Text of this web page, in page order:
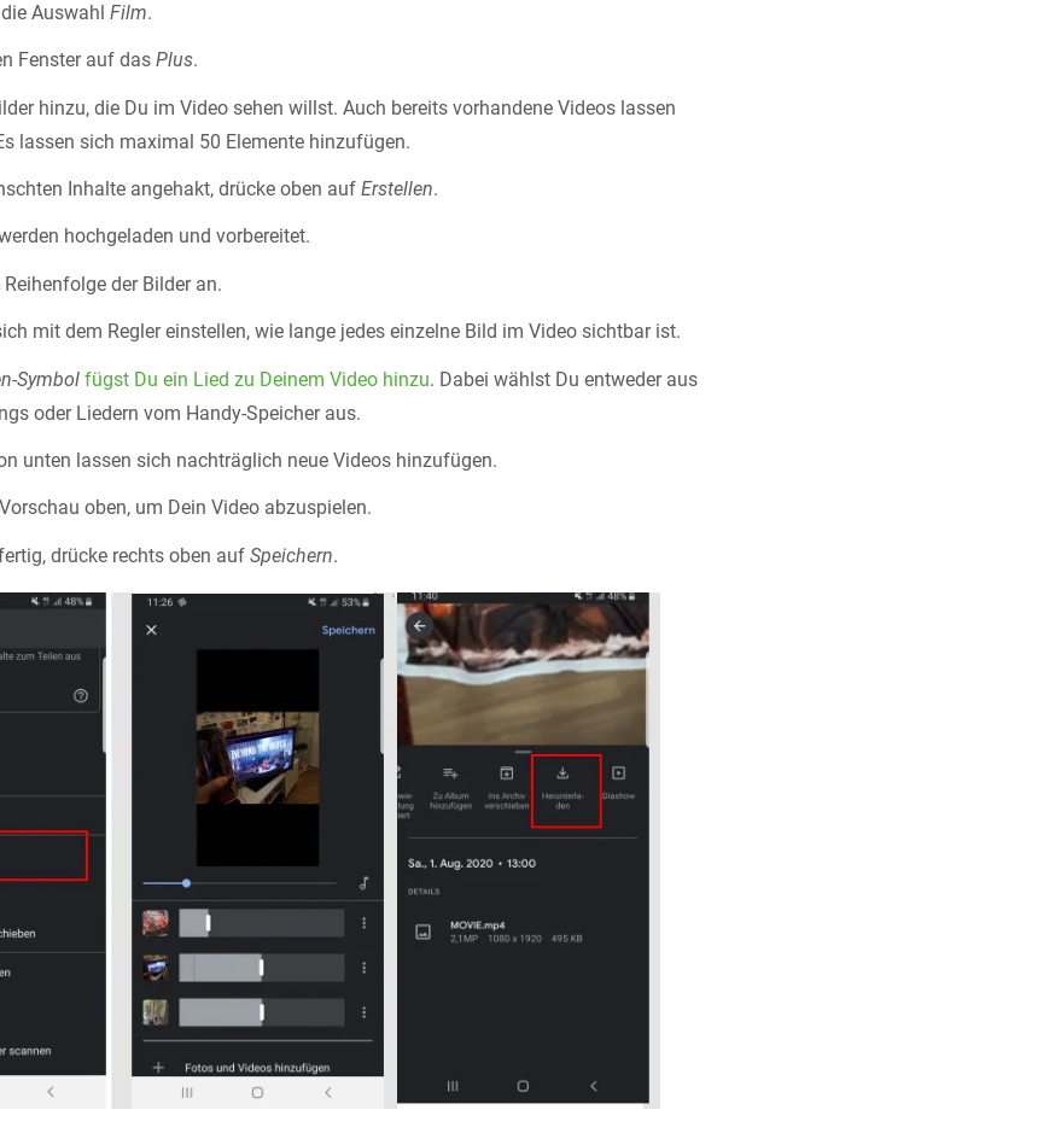
AuswahlFilm.
Fenster auf dasPlus.
hinzu, die Du im Video sehen willst. Auch bereits vorhandene Videos lassen
lassen sich maximal 50 Elemente hinzufügen.
Inhalte angehakt, drücke oben aufErstellen.
hochgeladen und vorbereitet.
der Bilder an.
mit dem Regler einstellen, wie lange jedes einzelne Bild im Video sichtbar ist.
Symbol fügst Du ein Lied zu Deinem Video hinzu. Dabei wählst Du entweder aus
oder Liedern vom Handy-Speicher aus.
unten lassen sich nachträglich neue Videos hinzufügen.
oben, um Dein Video abzuspielen.
drücke rechts oben aufSpeichern.